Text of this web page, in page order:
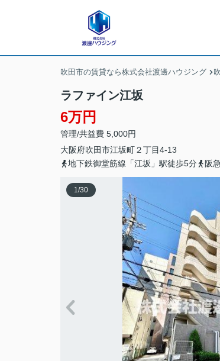
吹田市の賃貸なら株式会社渡邊ハウジング
ラファイン江坂
6万円
管理/共益費 5,000円
大阪府吹田市江坂町２丁目4-13
地下鉄御堂筋線「江坂」駅徒歩5分
阪
1/30